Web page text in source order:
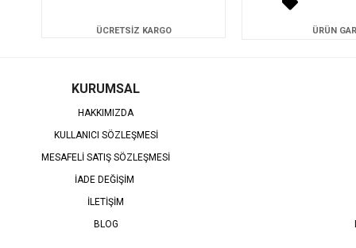
ÜCRETSİZ KARGO ÜRÜN
KURUMSAL
HAKKIMIZDA
KULLANICI SÖZLEŞMESİ
MESAFELİ SATIŞ SÖZLEŞMESİ
İADE DEĞİŞİM
İLETİŞİM
BLOG